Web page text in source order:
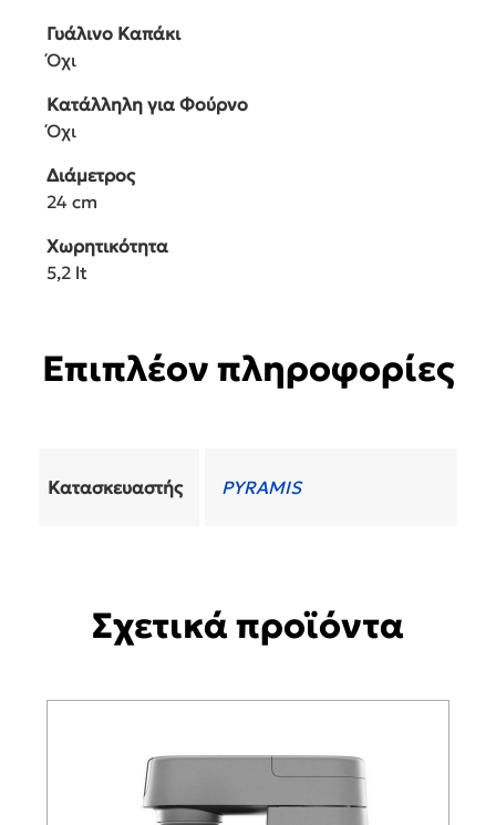
Γυάλινο Καπάκι
Όχι
Κατάλληλη για Φούρνο
Όχι
Διάμετρος
24 cm
Χωρητικότητα
5,2 lt
Επιπλέον πληροφορίες
Κατασκευαστής PYRAMIS
Σχετικά προϊόντα